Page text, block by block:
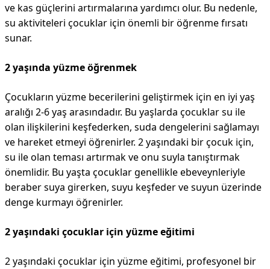
ve kas güçlerini artırmalarına yardımcı olur. Bu nedenle,
su aktiviteleri çocuklar için önemli bir öğrenme fırsatı
sunar.
2 yaşında yüzme öğrenmek
Çocukların yüzme becerilerini geliştirmek için en iyi yaş
aralığı 2-6 yaş arasındadır. Bu yaşlarda çocuklar su ile
olan ilişkilerini keşfederken, suda dengelerini sağlamayı
ve hareket etmeyi öğrenirler. 2 yaşındaki bir çocuk için,
su ile olan teması artırmak ve onu suyla tanıştırmak
önemlidir. Bu yaşta çocuklar genellikle ebeveynleriyle
beraber suya girerken, suyu keşfeder ve suyun üzerinde
denge kurmayı öğrenirler.
2 yaşındaki çocuklar için yüzme eğitimi
2 yaşındaki çocuklar için yüzme eğitimi, profesyonel bir